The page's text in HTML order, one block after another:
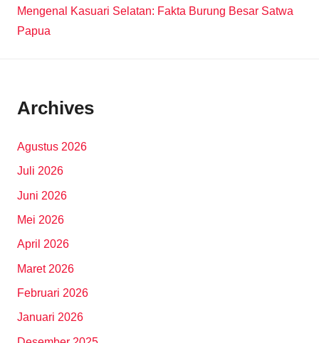
Mengenal Kasuari Selatan: Fakta Burung Besar Satwa
Papua
Archives
Agustus 2026
Juli 2026
Juni 2026
Mei 2026
April 2026
Maret 2026
Februari 2026
Januari 2026